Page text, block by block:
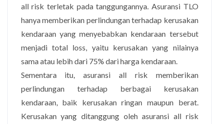
all risk terletak pada tanggungannya. Asuransi TLO
hanya memberikan perlindungan terhadap kerusakan
kendaraan yang menyebabkan kendaraan tersebut
menjadi total loss, yaitu kerusakan yang nilainya
sama atau lebih dari 75% dari harga kendaraan.
Sementara itu, asuransi all risk memberikan
perlindungan terhadap berbagai kerusakan
kendaraan, baik kerusakan ringan maupun berat.
Kerusakan yang ditanggung oleh asuransi all risk